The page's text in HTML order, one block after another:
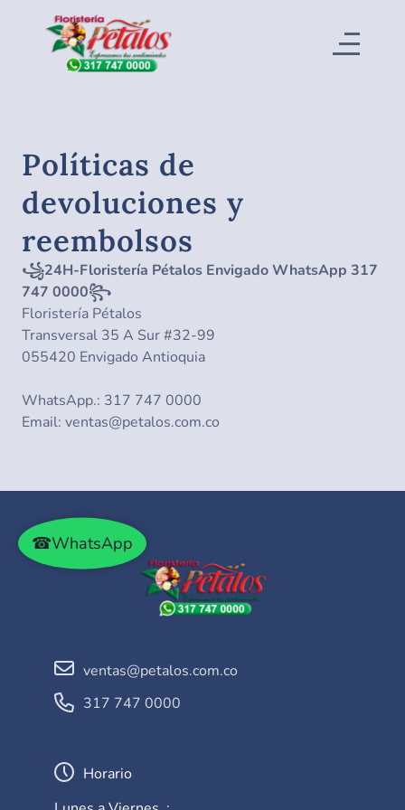
☎WhatsApp
Políticas de
devoluciones y
reembolsos
꧁24H-Floristería Pétalos Envigado WhatsApp 317
747 0000꧂
Floristería Pétalos
Transversal 35 A Sur #32-99
055420 Envigado Antioquia
WhatsApp.: 317 747 0000
Email: ventas@petalos.com.co
Horario
ventas@petalos.com.co
317 747 0000